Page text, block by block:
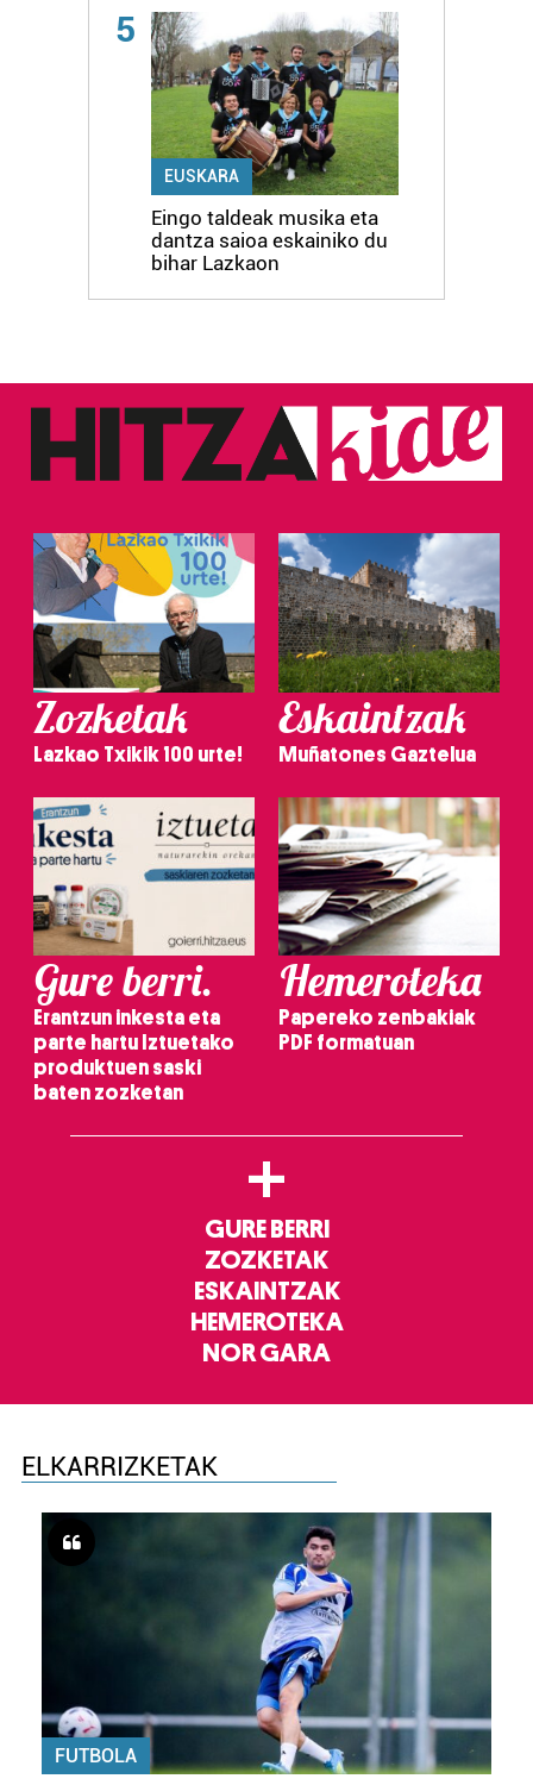
5
EUSKARA
Eingo taldeak musika eta
dantza saioa eskainiko du
bihar Lazkaon
Zozketak
Lazkao Txikik 100 urte!
Eskaintzak
Muñatones Gaztelua
Gure berri.
Erantzun inkesta eta
parte hartu Iztuetako
produktuen saski
baten zozketan
Hemeroteka
Papereko zenbakiak
PDF formatuan
+
GURE BERRI
ZOZKETAK
ESKAINTZAK
HEMEROTEKA
NOR GARA
ELKARRIZKETAK
FUTBOLA